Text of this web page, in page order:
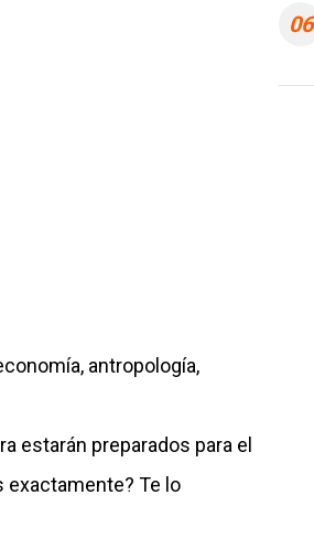
antropología,
estarán preparados para el
exactamente? Te lo
06